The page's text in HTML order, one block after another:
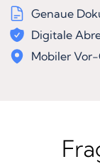
Genaue
Digitale
Mobiler